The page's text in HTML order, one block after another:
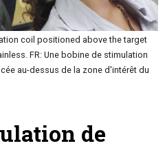
coil positioned above the target
FR: Une bobine de stimulation
au-dessus de la zone d'intérêt du
de